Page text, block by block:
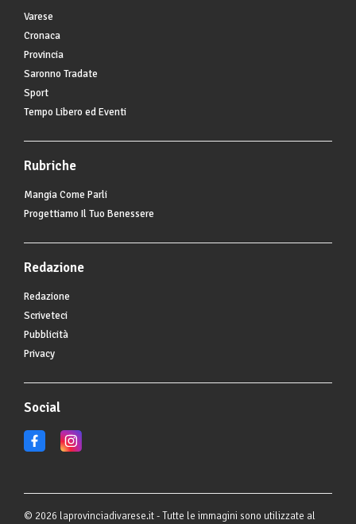
Varese
Cronaca
Provincia
Saronno Tradate
Sport
Tempo Libero ed Eventi
Rubriche
Mangia Come Parli
Progettiamo Il Tuo Benessere
Redazione
Redazione
Scriveteci
Pubblicità
Privacy
Social
© 2026 laprovinciadivarese.it - Tutte le immagini sono utilizzate al